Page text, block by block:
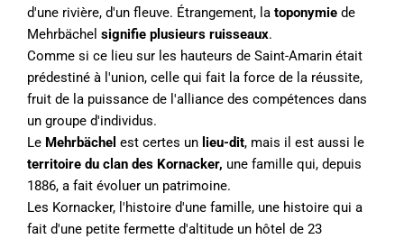
d'une rivière, d'un fleuve. Étrangement, la toponymie de
Mehrbächel signifie plusieurs ruisseaux.
Comme si ce lieu sur les hauteurs de Saint-Amarin était
prédestiné à l'union, celle qui fait la force de la réussite,
fruit de la puissance de l'alliance des compétences dans
un groupe d'individus.
Le Mehrbächel est certes un lieu-dit, mais il est aussi le
territoire du clan des Kornacker, une famille qui, depuis
1886, a fait évoluer un patrimoine.
Les Kornacker, l'histoire d'une famille, une histoire qui a
fait d'une petite fermette d'altitude un hôtel de 23